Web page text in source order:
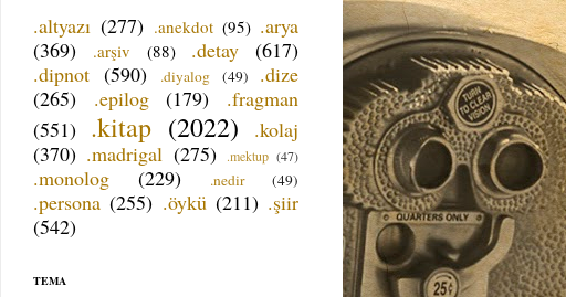
.altyazı (277) .anekdot (95) .arya
(369)
.arşiv (88) .detay
(617)
.dipnot (590) .diyalog (49)
.dize
(265)
.epilog (179)
.fragman
(551) .kitap (2022)
.kolaj
(370) .madrigal (275) .mektup (47)
.monolog (229) .nedir (49)
.persona (255) .öykü (211) .şiir
(542)
TEMA